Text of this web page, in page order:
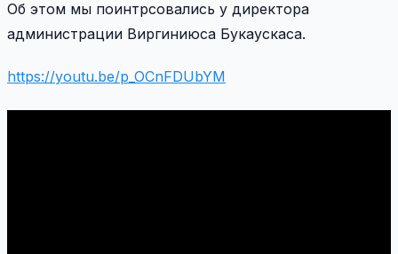
Об этом мы поинтрсовались у директора
администрации Виргиниюса Букаускаса.
https://youtu.be/p_OCnFDUbYM